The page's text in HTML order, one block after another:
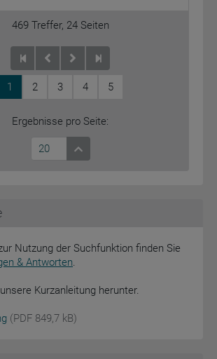
469Treffer, 24Seiten
1 2 3 4 5
Ergebnisse pro Seite:
20
Nutzung der Suchfunktion finden Sie
& Antworten.
Kurzanleitung herunter.
(PDF 849,7 kB)